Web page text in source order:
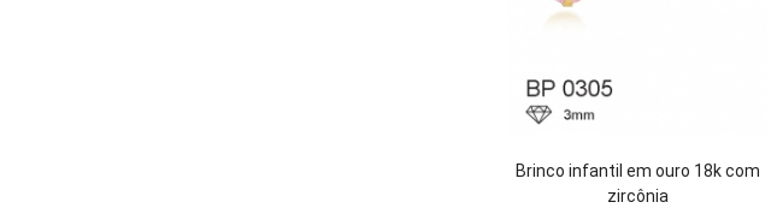
Brinco infantil em ouro 18k com
zircônia